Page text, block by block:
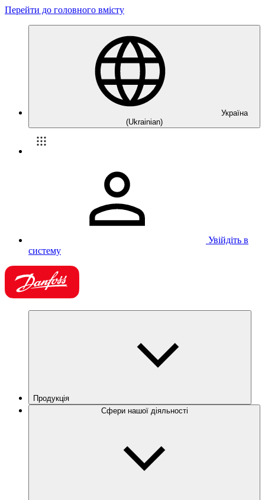
Перейти до головного вмісту
Україна
(Ukrainian)
Увійдіть в
систему
Продукція
Сфери нашої діяльності